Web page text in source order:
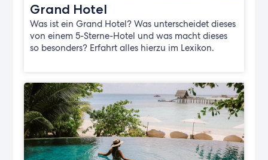
Grand Hotel
Was ist ein Grand Hotel? Was unterscheidet dieses
von einem 5-Sterne-Hotel und was macht dieses
so besonders? Erfahrt alles hierzu im Lexikon.